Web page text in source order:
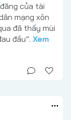
của tài
mạng xôn
đã thấy mùi
đầu”. Xem